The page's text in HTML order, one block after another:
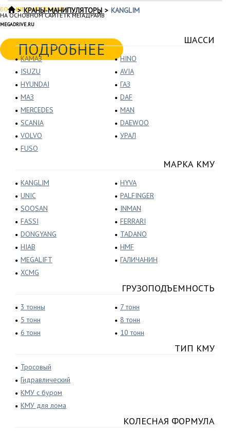
БОЛЬШЕ ИНФОРМАЦИИ
НА ОСНОВНОМ САЙТЕ ГК МЕГАДРАЙВ
MEGADRIVE.RU
ПОДРОБНЕЕ
КРАНЫ-МАНИПУЛЯТОРЫ KANGLIM
ШАССИ
КАМАЗ
ISUZU
HYUNDAI
МАЗ
MERCEDES
SCANIA
VOLVO
FUSO
HINO
AVIA
ГАЗ
DAF
MAN
DAEWOO
УРАЛ
МАРКА КМУ
KANGLIM
UNIC
SOOSAN
FASSI
DONGYANG
HIAB
MEGALIFT
XCMG
HYVA
PALFINGER
INMAN
FERRARI
TADANO
HMF
ГАЛИЧАНИН
ГРУЗОПОДЪЕМНОСТЬ
3 тонны
5 тонн
6 тонн
7 тонн
8 тонн
10 тонн
ТИП КМУ
Тросовый
Гидравлический
КМУ с буром
КМУ для лома
КОЛЕСНАЯ ФОРМУЛА